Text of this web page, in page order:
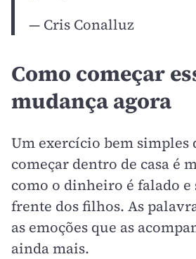
— Cris Conalluz
Como começar
mudança agora
Um exercício bem simples
começar dentro de casa é
como o dinheiro é falado e
frente dos filhos. As
as emoções que as
ainda mais.